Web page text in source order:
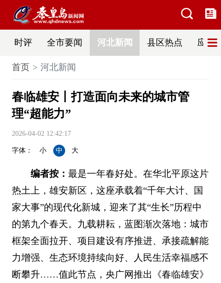
时评 全市要闻 河北新闻 县区热点 应急
首页 河北新闻
春临雄安丨打造面向未来的城市管
理“超能力”
2026-04-02 12:42:17
字体： 小 中 大
编者按：最是一年春好处。在华北平原这片
热土上，雄安新区，这座承载着“千年大计、国
家大事”的现代化新城，迎来了其“生长”历程中
的第九个春天。九载耕耘，蓝图渐次落地：城市
框架全面拉开、项目建设有序推进、承接疏解能
力增强、生态环境持续向好、人民生活幸福感不
断攀升……值此节点，央广网推出《春临雄安》